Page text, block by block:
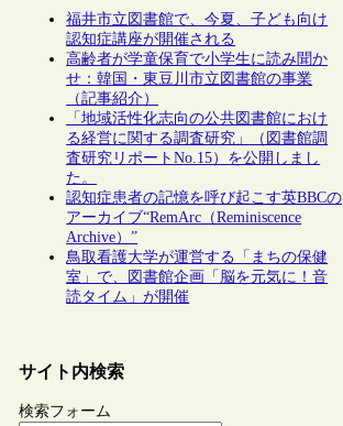
福井市立図書館で、今夏、子ども向け
認知症講座が開催される
高齢者が学童保育で小学生に読み聞か
せ：韓国・東豆川市立図書館の事業
（記事紹介）
「地域活性化志向の公共図書館におけ
る経営に関する調査研究」（図書館調
査研究リポートNo.15）を公開しまし
た。
認知症患者の記憶を呼び起こす英BBCの
アーカイブ“RemArc（Reminiscence
Archive）”
鳥取看護大学が運営する「まちの保健
室」で、図書館企画「脳を元気に！音
読タイム」が開催
サイト内検索
検索フォーム